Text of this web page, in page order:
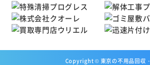
Copyright © 東京の不用品回収・